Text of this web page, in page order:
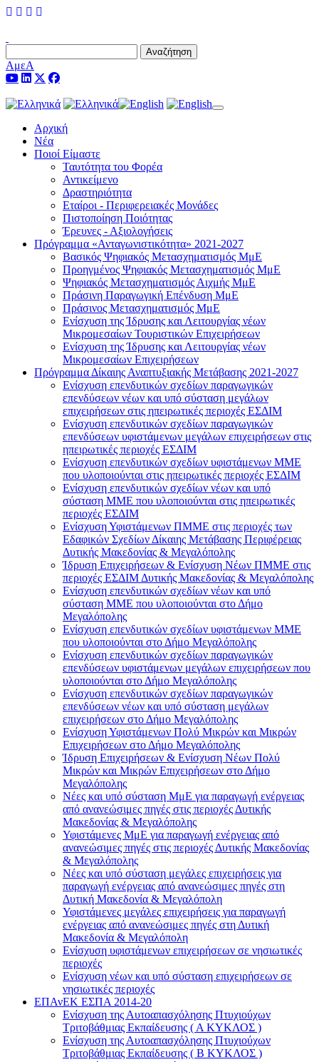
Αναζήτηση
ΑμεΑ
Toggle navigation
Αρχική
Νέα
Ποιοί Είμαστε
Ταυτότητα του Φορέα
Αντικείμενο
Δραστηριότητα
Εταίροι - Περιφερειακές Μονάδες
Πιστοποίηση Ποιότητας
Έρευνες - Αξιολογήσεις
Πρόγραμμα «Ανταγωνιστικότητα» 2021-2027
Βασικός Ψηφιακός Μετασχηματισμός ΜμΕ
Προηγμένος Ψηφιακός Μετασχηματισμός ΜμΕ
Ψηφιακός Μετασχηματισμός Αιχμής ΜμΕ
Πράσινη Παραγωγική Επένδυση ΜμΕ
Πράσινος Μετασχηματισμός ΜμΕ
Ενίσχυση της Ίδρυσης και Λειτουργίας νέων
Μικρομεσαίων Τουριστικών Επιχειρήσεων
Ενίσχυση της Ίδρυσης και Λειτουργίας νέων
Μικρομεσαίων Επιχειρήσεων
Πρόγραμμα Δίκαιης Αναπτυξιακής Μετάβασης 2021-2027
Ενίσχυση επενδυτικών σχεδίων παραγωγικών
επενδύσεων νέων και υπό σύσταση μεγάλων
επιχειρήσεων στις ηπειρωτικές περιοχές ΕΣΔΙΜ
Ενίσχυση επενδυτικών σχεδίων παραγωγικών
επενδύσεων υφιστάμενων μεγάλων επιχειρήσεων στις
ηπειρωτικές περιοχές ΕΣΔΙΜ
Ενίσχυση επενδυτικών σχεδίων υφιστάμενων ΜΜΕ
που υλοποιούνται στις ηπειρωτικές περιοχές ΕΣΔΙΜ
Ενίσχυση επενδυτικών σχεδίων νέων και υπό
σύσταση ΜΜΕ που υλοποιούνται στις ηπειρωτικές
περιοχές ΕΣΔΙΜ
Ενίσχυση Υφιστάμενων ΠΜΜΕ στις περιοχές των
Εδαφικών Σχεδίων Δίκαιης Μετάβασης Περιφέρειας
Δυτικής Μακεδονίας & Μεγαλόπολης
Ίδρυση Επιχειρήσεων & Ενίσχυση Νέων ΠΜΜΕ στις
περιοχές ΕΣΔΙΜ Δυτικής Μακεδονίας & Μεγαλόπολης
Ενίσχυση επενδυτικών σχεδίων νέων και υπό
σύσταση ΜΜΕ που υλοποιούνται στο Δήμο
Μεγαλόπολης
Ενίσχυση επενδυτικών σχεδίων υφιστάμενων ΜΜΕ
που υλοποιούνται στο Δήμο Μεγαλόπολης
Ενίσχυση επενδυτικών σχεδίων παραγωγικών
επενδύσεων υφιστάμενων μεγάλων επιχειρήσεων που
υλοποιούνται στο Δήμο Μεγαλόπολης
Ενίσχυση επενδυτικών σχεδίων παραγωγικών
επενδύσεων νέων και υπό σύσταση μεγάλων
επιχειρήσεων στο Δήμο Μεγαλόπολης
Ενίσχυση Υφιστάμενων Πολύ Μικρών και Μικρών
Επιχειρήσεων στο Δήμο Μεγαλόπολης
Ίδρυση Επιχειρήσεων & Ενίσχυση Νέων Πολύ
Μικρών και Μικρών Επιχειρήσεων στο Δήμο
Μεγαλόπολης
Νέες και υπό σύσταση ΜμΕ για παραγωγή ενέργειας
από ανανεώσιμες πηγές στις περιοχές Δυτικής
Μακεδονίας & Μεγαλόπολης
Υφιστάμενες ΜμΕ για παραγωγή ενέργειας από
ανανεώσιμες πηγές στις περιοχές Δυτικής Μακεδονίας
& Μεγαλόπολης
Νέες και υπό σύσταση μεγάλες επιχειρήσεις για
παραγωγή ενέργειας από ανανεώσιμες πηγές στη
Δυτική Μακεδονία & Μεγαλόπολη
Υφιστάμενες μεγάλες επιχειρήσεις για παραγωγή
ενέργειας από ανανεώσιμες πηγές στη Δυτική
Μακεδονία & Μεγαλόπολη
Ενίσχυση υφιστάμενων επιχειρήσεων σε νησιωτικές
περιοχές
Ενίσχυση νέων και υπό σύσταση επιχειρήσεων σε
νησιωτικές περιοχές
ΕΠΑνΕΚ ΕΣΠΑ 2014-20
Ενίσχυση της Αυτοαπασχόλησης Πτυχιούχων
Τριτοβάθμιας Εκπαίδευσης ( Α ΚΥΚΛΟΣ )
Ενίσχυση της Αυτοαπασχόλησης Πτυχιούχων
Τριτοβάθμιας Εκπαίδευσης ( Β ΚΥΚΛΟΣ )